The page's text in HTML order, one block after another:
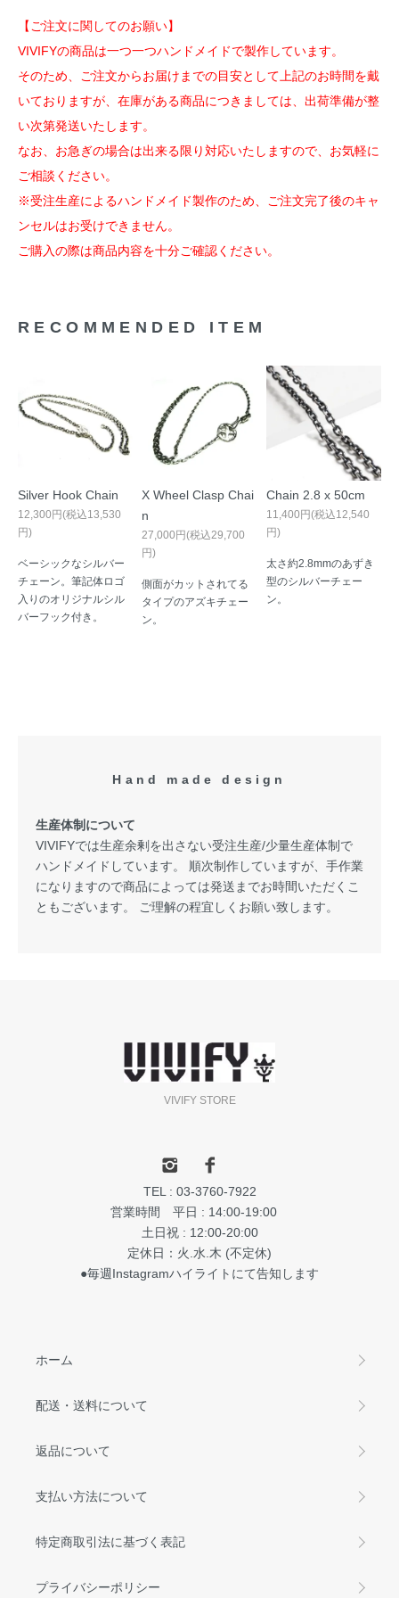
【ご注文に関してのお願い】
VIVIFYの商品は一つ一つハンドメイドで製作しています。
そのため、ご注文からお届けまでの目安として上記のお時間を戴
いておりますが、在庫がある商品につきましては、出荷準備が整
い次第発送いたします。
なお、お急ぎの場合は出来る限り対応いたしますので、お気軽に
ご相談ください。
※受注生産によるハンドメイド製作のため、ご注文完了後のキャ
ンセルはお受けできません。
ご購入の際は商品内容を十分ご確認ください。
RECOMMENDED ITEM
Silver Hook Chain
12,300円(税込13,530
円)
ベーシックなシルバー
チェーン。筆記体ロゴ
入りのオリジナルシル
バーフック付き。
X Wheel Clasp Chai
n
27,000円(税込29,700
円)
側面がカットされてる
タイプのアズキチェー
ン。
Chain 2.8 x 50cm
11,400円(税込12,540
円)
太さ約2.8mmのあずき
型のシルバーチェー
ン。
Hand made design
生産体制について
VIVIFYでは生産余剰を出さない受注生産/少量生産体制で
ハンドメイドしています。 順次制作していますが、手作業
になりますので商品によっては発送までお時間いただくこ
ともございます。 ご理解の程宜しくお願い致します。
VIVIFY STORE
TEL : 03-3760-7922
営業時間 平日 : 14:00-19:00
土日祝 : 12:00-20:00
定休日：火.水.木 (不定休)
●毎週Instagramハイライトにて告知します
ホーム
配送・送料について
返品について
支払い方法について
特定商取引法に基づく表記
プライバシーポリシー